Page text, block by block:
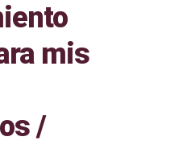
mis
/